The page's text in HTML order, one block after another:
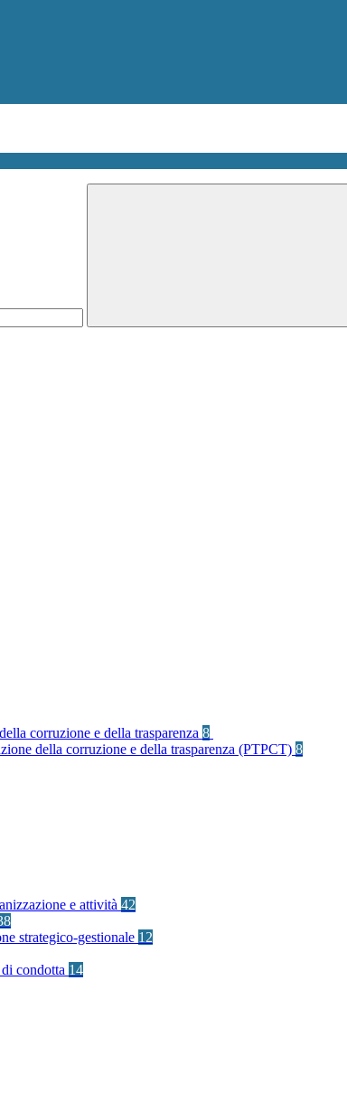
corruzione e della trasparenza 8
della corruzione e della trasparenza (PTPCT) 8
e attività 42
strategico-gestionale 12
condotta 14